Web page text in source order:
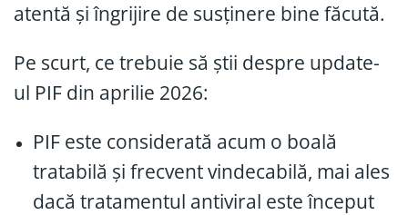
atentă și îngrijire de susținere bine făcută.
Pe scurt, ce trebuie să știi despre update-
ul PIF din aprilie 2026:
PIF este considerată acum o boală
tratabilă și frecvent vindecabilă, mai ales
dacă tratamentul antiviral este început